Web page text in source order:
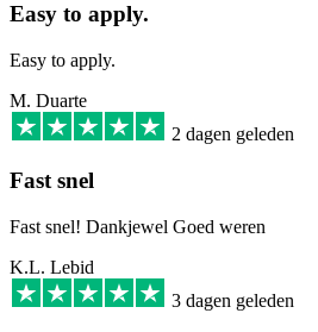
Easy to apply.
Easy to apply.
M. Duarte
2 dagen geleden
Fast snel
Fast snel! Dankjewel Goed weren
K.L. Lebid
3 dagen geleden